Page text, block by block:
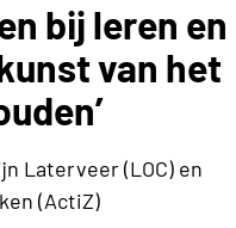
bij leren en
van het
Laterveer (LOC) en
(ActiZ)